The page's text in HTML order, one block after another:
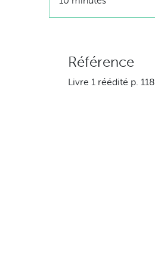
Référence
Livre 1 réédité p. 118